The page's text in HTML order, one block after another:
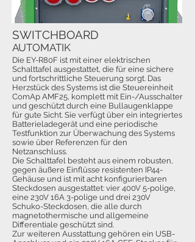
Die EY-R80F ist mit einer elektrischen
Schalttafel ausgestattet, die für eine sichere
und fortschrittliche Steuerung sorgt. Das
Herzstück des Systems ist die Steuereinheit
ComAp AMF25, komplett mit Ein-/Ausschalter
und geschützt durch eine Bullaugenklappe
für gute Sicht. Sie verfügt über ein integriertes
Batterieladegerät und eine periodische
Testfunktion zur Überwachung des Systems
sowie über Referenzen für den
Netzanschluss.
Die Schalttafel besteht aus einem robusten,
gegen äußere Einflüsse resistenten IP44-
Gehäuse und ist mit acht konfigurierbaren
Steckdosen ausgestattet: vier 400V 5-polige,
eine 230V 16A 3-polige und drei 230V
Schuko-Steckdosen, die alle durch
magnetothermische und allgemeine
Differentiale geschützt sind.
Zur weiteren Ausstattung gehören ein USB-
SWITCHBOARD
AUTOMATIK